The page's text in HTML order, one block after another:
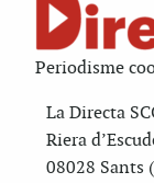
Periodisme
La Directa
Riera
08028 Sants